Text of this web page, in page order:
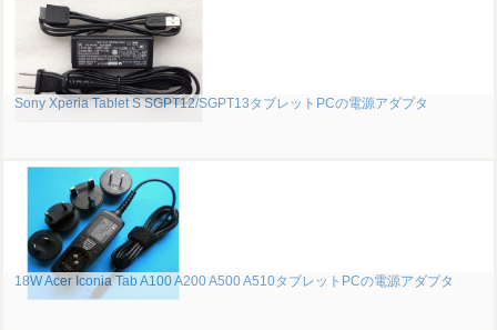
Sony Xperia Tablet S SGPT12/SGPT13タブレットPCの電源アダプタ
18W Acer Iconia Tab A100 A200 A500 A510タブレットPCの電源アダプタ